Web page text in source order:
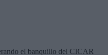
el banquillo del CICAR